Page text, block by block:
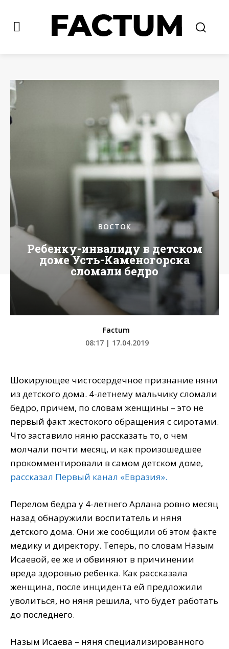
ВОСТОК
Ребенку-инвалиду в детском
доме Усть-Каменогорска
сломали бедро
Factum
08:17 | 17.04.2019
Шокирующее чистосердечное признание няни
из детского дома. 4-летнему мальчику сломали
бедро, причем, по словам женщины – это не
первый факт жестокого обращения с сиротами.
Что заставило няню рассказать то, о чем
молчали почти месяц, и как произошедшее
прокомментировали в самом детском доме,
рассказал Первый канал «Евразия».
Перелом бедра у 4-летнего Арлана ровно месяц
назад обнаружили воспитатель и няня
детского дома. Они же сообщили об этом факте
медику и директору. Теперь, по словам Назым
Исаевой, ее же и обвиняют в причинении
вреда здоровью ребенка. Как рассказала
женщина, после инцидента ей предложили
уволиться, но няня решила, что будет работать
до последнего.
Назым Исаева – няня специализированного